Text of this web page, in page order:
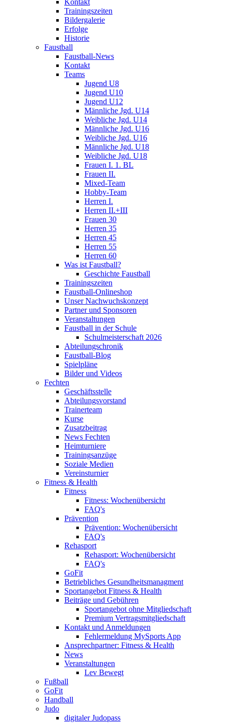
Trainingszeiten
Bildergalerie
Erfolge
Historie
Faustball
Faustball-News
Kontakt
Teams
Jugend U8
Jugend U10
Jugend U12
Männliche Jgd. U14
Weibliche Jgd. U14
Männliche Jgd. U16
Weibliche Jgd. U16
Männliche Jgd. U18
Weibliche Jgd. U18
Frauen I. 1. BL
Frauen II.
Mixed-Team
Hobby-Team
Herren I.
Herren II.+III
Frauen 30
Herren 35
Herren 45
Herren 55
Herren 60
Was ist Faustball?
Geschichte Faustball
Trainingszeiten
Faustball-Onlineshop
Unser Nachwuchskonzept
Partner und Sponsoren
Veranstaltungen
Faustball in der Schule
Schulmeisterschaft 2026
Abteilungschronik
Faustball-Blog
Spielpläne
Bilder und Videos
Fechten
Geschäftsstelle
Abteilungsvorstand
Trainerteam
Kurse
Zusatzbeitrag
News Fechten
Heimturniere
Trainingsanzüge
Soziale Medien
Vereinsturnier
Fitness & Health
Fitness
Fitness: Wochenübersicht
FAQ's
Prävention
Prävention: Wochenübersicht
FAQ's
Rehasport
Rehasport: Wochenübersicht
FAQ's
GoFit
Betriebliches Gesundheitsmanagment
Sportangebot Fitness & Health
Beiträge und Gebühren
Sportangebot ohne Mitgliedschaft
Premium Vertragsmitgliedschaft
Kontakt und Anmeldungen
Fehlermeldung MySports App
Ansprechpartner: Fitness & Health
News
Veranstaltungen
Lev Bewegt
Fußball
GoFit
Handball
Judo
digitaler Judopass